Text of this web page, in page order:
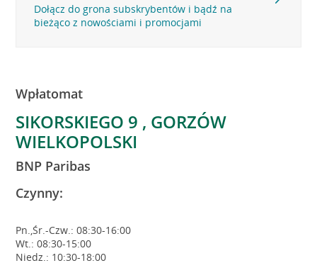
Dołącz do grona subskrybentów i bądź na
bieżąco z nowościami i promocjami
Wpłatomat
SIKORSKIEGO 9 , GORZÓW
WIELKOPOLSKI
BNP Paribas
Czynny:
Pn.,Śr.-Czw.: 08:30-16:00
Wt.: 08:30-15:00
Niedz.: 10:30-18:00